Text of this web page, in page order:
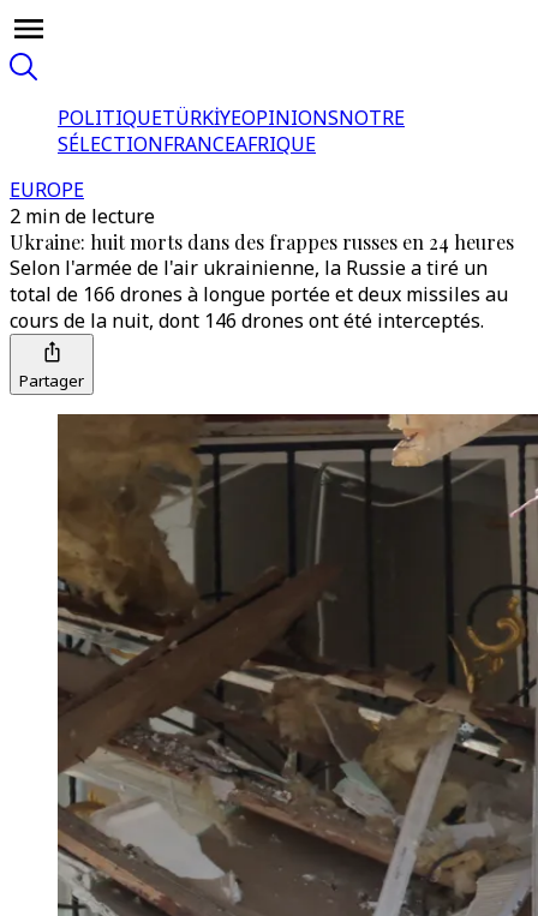
POLITIQUETÜRKİYEOPINIONSNOTRE
SÉLECTIONFRANCEAFRIQUE
EUROPE
2 min de lecture
Ukraine: huit morts dans des frappes russes en 24 heures
Selon l'armée de l'air ukrainienne, la Russie a tiré un
total de 166 drones à longue portée et deux missiles au
cours de la nuit, dont 146 drones ont été interceptés.
Partager